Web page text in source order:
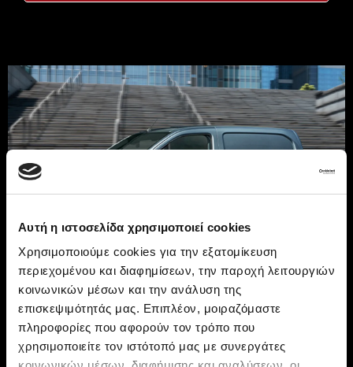
Αυτή η ιστοσελίδα χρησιμοποιεί cookies
Χρησιμοποιούμε cookies για την εξατομίκευση
περιεχομένου και διαφημίσεων, την παροχή λειτουργιών
κοινωνικών μέσων και την ανάλυση της
επισκεψιμότητάς μας. Επιπλέον, μοιραζόμαστε
πληροφορίες που αφορούν τον τρόπο που
χρησιμοποιείτε τον ιστότοπό μας με συνεργάτες
E-Doblò:
Ηλεκτροκίνηση με